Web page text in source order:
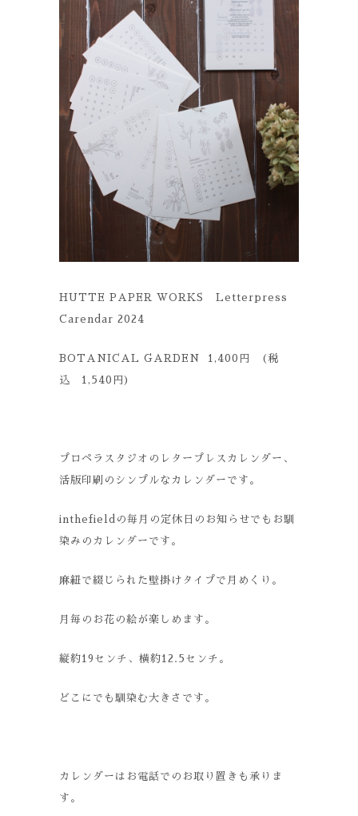
HUTTE PAPER WORKS Letterpress
Carendar 2024
BOTANICAL GARDEN 1,400円 (税
込 1,540円)
プロペラスタジオのレタープレスカレンダー、
活版印刷のシンプルなカレンダーです。
inthefieldの毎月の定休日のお知らせでもお馴
染みのカレンダーです。
麻紐で綴じられた壁掛けタイプで月めくり。
月毎のお花の絵が楽しめます。
縦約19センチ、横約12.5センチ。
どこにでも馴染む大きさです。
カレンダーはお電話でのお取り置きも承りま
す。